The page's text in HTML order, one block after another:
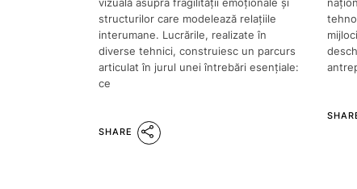
structurilor care modelează relațiile
interumane. Lucrările, realizate în
diverse tehnici, construiesc un parcurs
articulat în jurul unei întrebări esențiale:
ce
SHARE